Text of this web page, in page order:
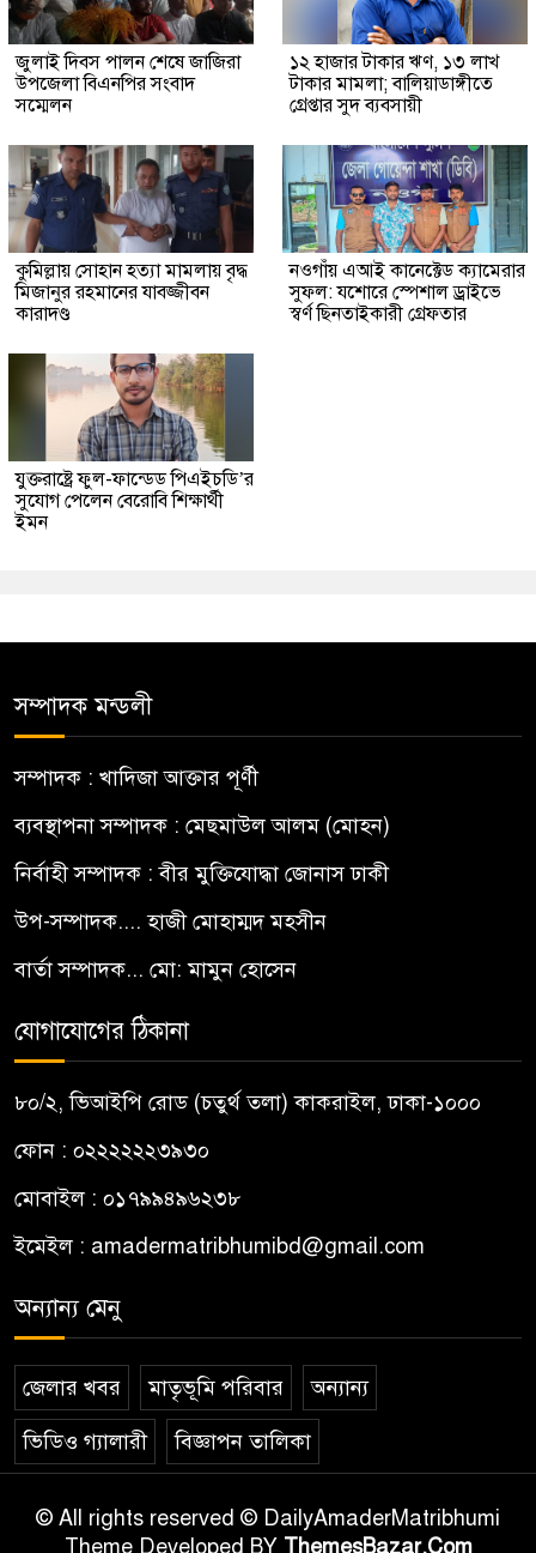
জুলাই দিবস পালন শেষে জাজিরা
উপজেলা বিএনপির সংবাদ
সম্মেলন
১২ হাজার টাকার ঋণ, ১৩ লাখ
টাকার মামলা; বালিয়াডাঙ্গীতে
গ্রেপ্তার সুদ ব্যবসায়ী
কুমিল্লায় সোহান হত্যা মামলায় বৃদ্ধ
মিজানুর রহমানের যাবজ্জীবন
কারাদণ্ড
নওগাঁয় এআই কানেক্টেড ক্যামেরার
সুফল: যশোরে স্পেশাল ড্রাইভে
স্বর্ণ ছিনতাইকারী গ্রেফতার
যুক্তরাষ্ট্রে ফুল-ফান্ডেড পিএইচডি’র
সুযোগ পেলেন বেরোবি শিক্ষার্থী
ইমন
সম্পাদক মন্ডলী
সম্পাদক : খাদিজা আক্তার পূর্ণী
ব্যবস্থাপনা সম্পাদক : মেছমাউল আলম (মোহন)
নির্বাহী সম্পাদক : বীর মুক্তিযোদ্ধা জোনাস ঢাকী
উপ-সম্পাদক.... হাজী মোহাম্মদ মহসীন
বার্তা সম্পাদক... মো: মামুন হোসেন
যোগাযোগের ঠিকানা
৮০/২, ভিআইপি রোড (চতুর্থ তলা) কাকরাইল, ঢাকা-১০০০
ফোন : ০২২২২২২৩৯৩০
মোবাইল : ০১৭৯৯৪৯৬২৩৮
ইমেইল : amadermatribhumibd@gmail.com
অন্যান্য মেনু
জেলার খবর মাতৃভূমি পরিবার অন্যান্য
ভিডিও গ্যালারী বিজ্ঞাপন তালিকা
© All rights reserved © DailyAmaderMatribhumi
Theme Developed BY ThemesBazar.Com